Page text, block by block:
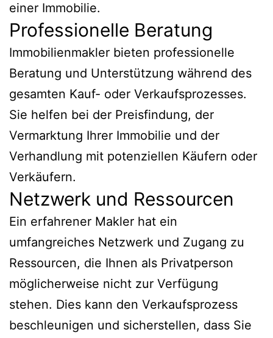
einer Immobilie.
Professionelle Beratung
Immobilienmakler bieten professionelle
Beratung und Unterstützung während des
gesamten Kauf- oder Verkaufsprozesses.
Sie helfen bei der Preisfindung, der
Vermarktung Ihrer Immobilie und der
Verhandlung mit potenziellen Käufern oder
Verkäufern.
Netzwerk und Ressourcen
Ein erfahrener Makler hat ein
umfangreiches Netzwerk und Zugang zu
Ressourcen, die Ihnen als Privatperson
möglicherweise nicht zur Verfügung
stehen. Dies kann den Verkaufsprozess
beschleunigen und sicherstellen, dass Sie